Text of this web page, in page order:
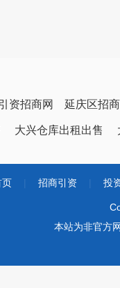
资招商网 延庆区招
大兴仓库出租出售
页 招商引资 投
本站为非官方